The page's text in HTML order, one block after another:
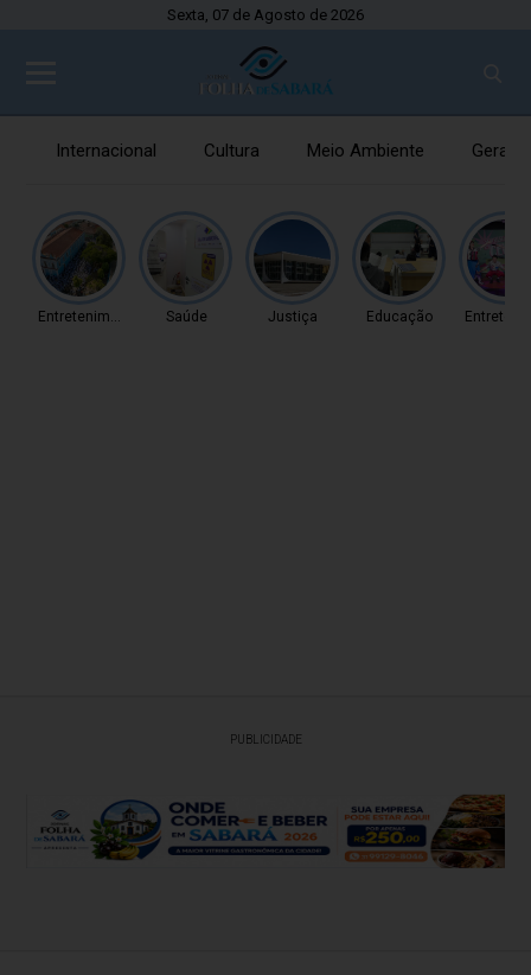
Sexta, 07 de Agosto de 2026
Internacional Cultura Meio Ambiente Gerais
Entretenimento Saúde Justiça Educação
PUBLICIDADE